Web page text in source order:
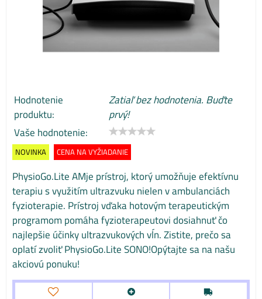
Hodnotenie
produktu:
Zatiaľ bez hodnotenia. Buďte
prvý!
Vaše hodnotenie:
NOVINKA CENA NA VYŽIADANIE
PhysioGo.Lite AMje prístroj, ktorý umožňuje efektívnu
terapiu s využitím ultrazvuku nielen v ambulanciách
fyzioterapie. Prístroj vďaka hotovým terapeutickým
programom pomáha fyzioterapeutovi dosiahnuť čo
najlepšie účinky ultrazvukových vĺn. Zistite, prečo sa
oplatí zvoliť PhysioGo.Lite SONO!Opýtajte sa na našu
akciovú ponuku!